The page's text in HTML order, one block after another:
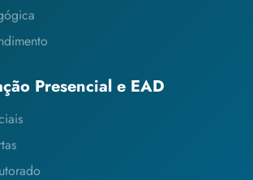
Presencial e EAD